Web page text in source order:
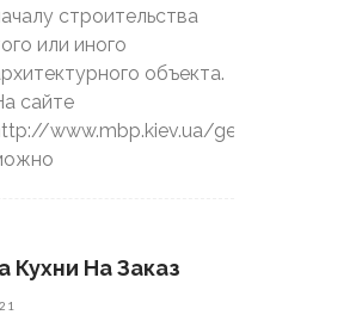
строительства
или иного
объекта.
сайте
www.mbp.kiev.ua/geology
На Заказ